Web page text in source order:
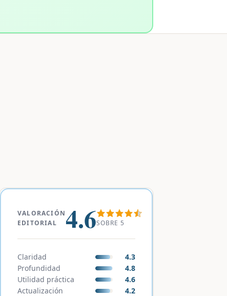
VALORACIÓN
EDITORIAL
4.6SOBRE 5
Claridad
4.3
Profundidad
4.8
Utilidad práctica
4.6
Actualización
4.2